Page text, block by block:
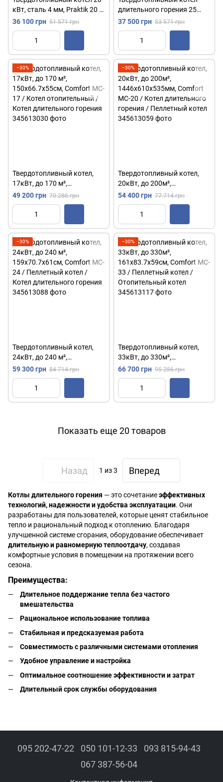
кВт, сталь 4 мм, Praktik 20 /
Котел длительного горения
/ Стальной котел на дровах
36 100 грн 51 571 грн
длительного горения 25
кВт, 250 м², Praktik 25 /
Котел на дровах и угле /
Отопительный котел для
дома
37 500 грн 53 571 грн
−30%
Твердотопливный котел,
17кВт, до 170 м²,
150х66.7х55см, Comfort MC-
17 / Котел отопительный /
Котел длительного горения
49 200 грн 70 286 грн
−30%
Твердотопливный котел,
20кВт, до 200м²,
1446х610х535мм, Comfort
MC-20 / Котел длительного
горения / Пеллетный котел
54 400 грн 77 714 грн
−30%
Твердотопливный котел,
24кВт, до 240 м²,
159х70.7х61см, Comfort MC-
24 / Пеллетный котел /
Котел длительного горения
59 300 грн 84 714 грн
−30%
Твердотопливный котел,
33кВт, до 330м²,
161х83.7х59см, Comfort MC-
33 / Пеллетный котел /
Отопительный котел
66 700 грн 95 286 грн
Показать еще 20 товаров
Назад 1 из 3 Вперед
Котлы длительного горения — это сочетаниеэффективных
технологий, надежности и удобства эксплуатации. Они
разработаны для пользователей, которые ценят стабильное
тепло и рациональный подход к отоплению. Благодаря
улучшенной системе сгорания, оборудование обеспечивает
длительную и равномерную теплоотдачу, создавая
комфортные условия в помещении на протяжении всего
сезона.
Преимущества:
Длительное поддержание тепла без частого
вмешательства
Рациональное использование топлива
Стабильная и предсказуемая работа
Совместимость с различными системами отопления
Удобное управление и настройка
Оптимальное соотношение эффективности и затрат
Длительный срок службы оборудования
095 202-47-22 050 101-12-33
093 815-94-43
067 387-56-04